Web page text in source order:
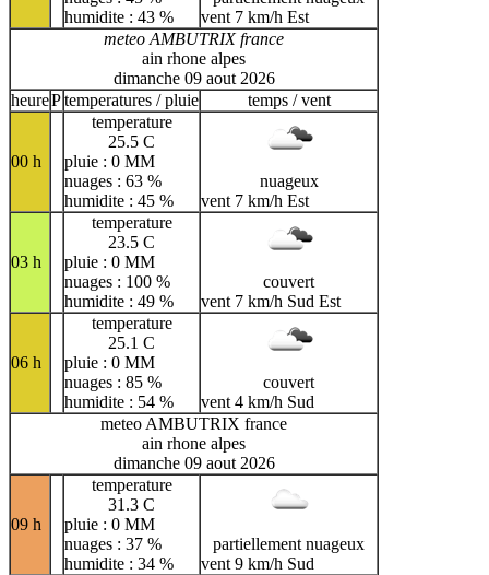
humidite : 43 %
vent 7 km/h Est
meteo AMBUTRIX france
ain rhone alpes
dimanche 09 aout 2026
heurePtemperatures / pluie temps / vent
00 h
temperature
25.5 C
pluie : 0 MM
nuages : 63 %
humidite : 45 %
nuageux
vent 7 km/h Est
03 h
temperature
23.5 C
pluie : 0 MM
nuages : 100 %
humidite : 49 %
couvert
vent 7 km/h Sud Est
06 h
temperature
25.1 C
pluie : 0 MM
nuages : 85 %
humidite : 54 %
couvert
vent 4 km/h Sud
meteo AMBUTRIX france
ain rhone alpes
dimanche 09 aout 2026
09 h
temperature
31.3 C
pluie : 0 MM
nuages : 37 %
humidite : 34 %
partiellement nuageux
vent 9 km/h Sud